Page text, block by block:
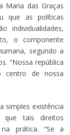
Maria das Graças
que as políticas
individualidades,
o componente
segundo a
“Nossa república
centro de nossa
simples existência
tais direitos
prática. “Se a